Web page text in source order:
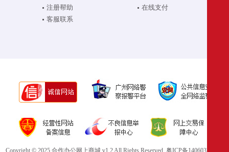
注册帮助
客服联系
在线支付
Copyright © 2025 合作办公网上商城 v1.2 All Rights Reserved. 粤ICP备14060321号-1